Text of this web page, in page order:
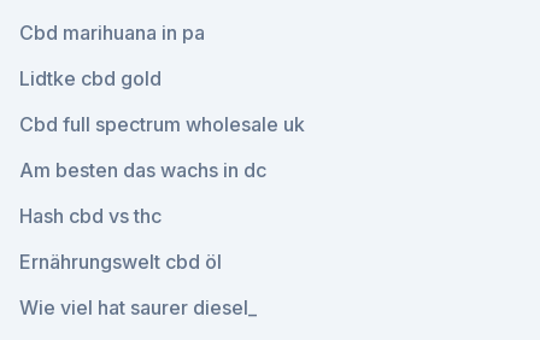
Cbd marihuana in pa
Lidtke cbd gold
Cbd full spectrum wholesale uk
Am besten das wachs in dc
Hash cbd vs thc
Ernährungswelt cbd öl
Wie viel hat saurer diesel_